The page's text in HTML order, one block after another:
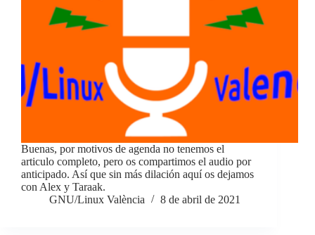
Buenas, por motivos de agenda no tenemos el
articulo completo, pero os compartimos el audio por
anticipado. Así que sin más dilación aquí os dejamos
con Alex y Taraak.
GNU/Linux València
8 de abril de 2021